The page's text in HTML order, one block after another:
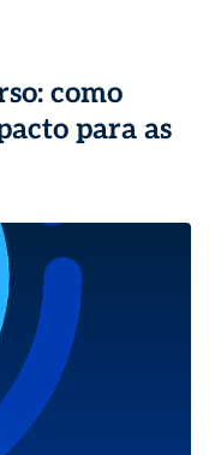
como
para as